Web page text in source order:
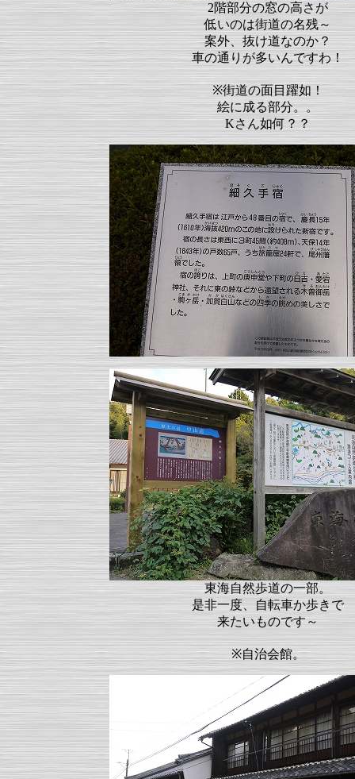
2階部分の窓の高さが
低いのは街道の名残～
案外、抜け道なのか？
車の通りが多いんですわ！
※街道の面目躍如！
絵に成る部分。。
Kさん如何？？
東海自然歩道の一部。
是非一度、自転車か歩きで
来たいものです～
※自治会館。